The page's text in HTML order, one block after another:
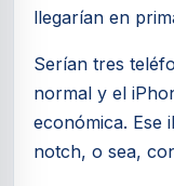
llegarían en
Serían tres
normal y el
económica. Ese
notch, o sea,